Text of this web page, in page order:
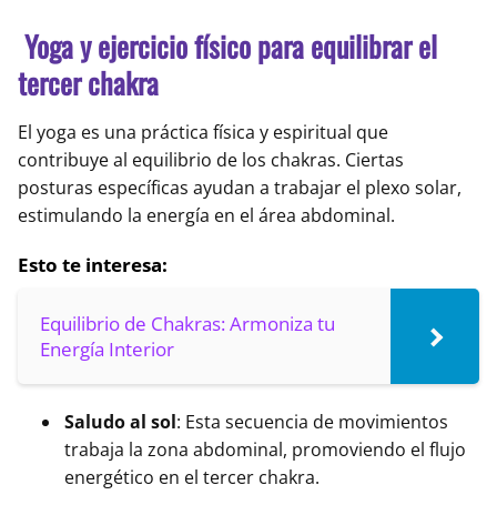
Yoga y ejercicio físico para equilibrar el
tercer chakra
El yoga es una práctica física y espiritual que
contribuye al equilibrio de los chakras. Ciertas
posturas específicas ayudan a trabajar el plexo solar,
estimulando la energía en el área abdominal.
Esto te interesa:
Equilibrio de Chakras: Armoniza tu
Energía Interior
Saludo al sol: Esta secuencia de movimientos
trabaja la zona abdominal, promoviendo el flujo
energético en el tercer chakra.